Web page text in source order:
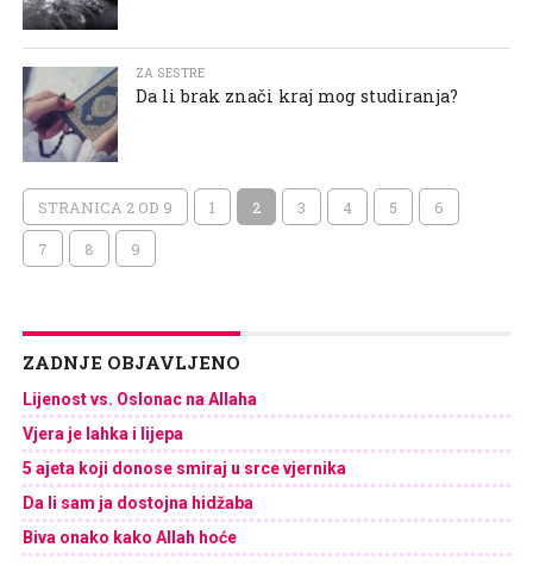
ZA SESTRE
Da li brak znači kraj mog studiranja?
STRANICA 2 OD 9 1 2 3 4 5 6
7 8 9
ZADNJE OBJAVLJENO
Lijenost vs. Oslonac na Allaha
Vjera je lahka i lijepa
5 ajeta koji donose smiraj u srce vjernika
Da li sam ja dostojna hidžaba
Biva onako kako Allah hoće